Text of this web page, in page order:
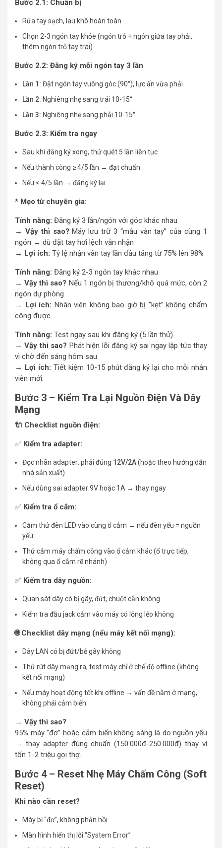
Bước 2.1: Chuẩn bị
Rửa tay sạch, lau khô hoàn toàn
Chọn 2-3 ngón tay khỏe (ngón trỏ + ngón giữa tay phải,
thêm ngón trỏ tay trái)
Bước 2.2: Đăng ký mỗi ngón tay 3 lần
Lần 1: Đặt ngón tay vuông góc (90°), lực ấn vừa phải
Lần 2: Nghiêng nhẹ sang trái 10-15°
Lần 3: Nghiêng nhẹ sang phải 10-15°
Bước 2.3: Kiểm tra ngay
Sau khi đăng ký xong, thử quét 5 lần liên tục
Nếu thành công ≥ 4/5 lần → đạt chuẩn
Nếu < 4/5 lần → đăng ký lại
* Mẹo từ chuyên gia:
Tính năng: Đăng ký 3 lần/ngón với góc khác nhau
→ Vậy thì sao? Máy lưu trữ 3 “mẫu vân tay” của cùng 1
ngón → dù đặt tay hơi lệch vẫn nhận
→ Lợi ích: Tỷ lệ nhận vân tay lần đầu tăng từ 75% lên 98%
Tính năng: Đăng ký 2-3 ngón tay khác nhau
→ Vậy thì sao? Nếu 1 ngón bị thương/khô quá mức, còn 2
ngón dự phòng
→ Lợi ích: Nhân viên không bao giờ bị “kẹt” không chấm
công được
Tính năng: Test ngay sau khi đăng ký (5 lần thử)
→ Vậy thì sao? Phát hiện lỗi đăng ký sai ngay lập tức thay
vì chờ đến sáng hôm sau
→ Lợi ích: Tiết kiệm 10-15 phút đăng ký lại cho mỗi nhân
viên mới.
Bước 3 – Kiểm Tra Lại Nguồn Điện Và Dây
Mạng
🔌 Checklist nguồn điện:
✅ Kiểm tra adapter:
Đọc nhãn adapter: phải đúng 12V/2A(hoặc theo hướng dẫn
nhà sản xuất)
Nếu dùng sai adapter 9V hoặc 1A → thay ngay
✅ Kiểm tra ổ cắm:
Cắm thử đèn LED vào cùng ổ cắm → nếu đèn yếu = nguồn
yếu
Thử cắm máy chấm công vào ổ cắm khác (ổ trực tiếp,
không qua ổ cắm rẽ nhánh)
✅ Kiểm tra dây nguồn:
Quan sát dây có bị gãy, đứt, chuột cắn không
Kiểm tra đầu jack cắm vào máy có lỏng lẻo không
🌐 Checklist dây mạng (nếu máy kết nối mạng):
Dây LAN có bị đứt/bẻ gãy không
Thử rút dây mạng ra, test máy chỉ ở chế độ offline (không
kết nối mạng)
Nếu máy hoạt động tốt khi offline → vấn đề nằm ở mạng,
không phải cảm biến
→ Vậy thì sao?
95% máy “đơ” hoặc cảm biến không sáng là do nguồn yếu
→ thay adapter đúng chuẩn (150.000đ-250.000đ) thay vì
tốn 1-2 triệu gọi thợ.
Bước 4 – Reset Nhẹ Máy Chấm Công (Soft
Reset)
Khi nào cần reset?
Máy bị “đơ”, không phản hồi
Màn hình hiển thị lỗi “System Error”